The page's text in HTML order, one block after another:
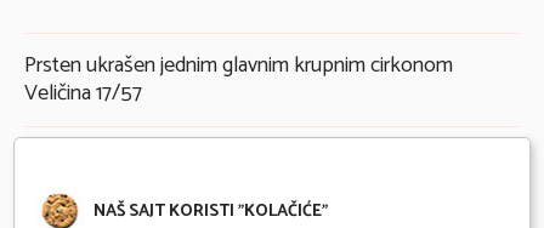
Prsten ukrašen jednim glavnim krupnim cirkonom
Veličina 17/57
Karakteristike
NAŠ SAJT KORISTI "KOLAČIĆE"